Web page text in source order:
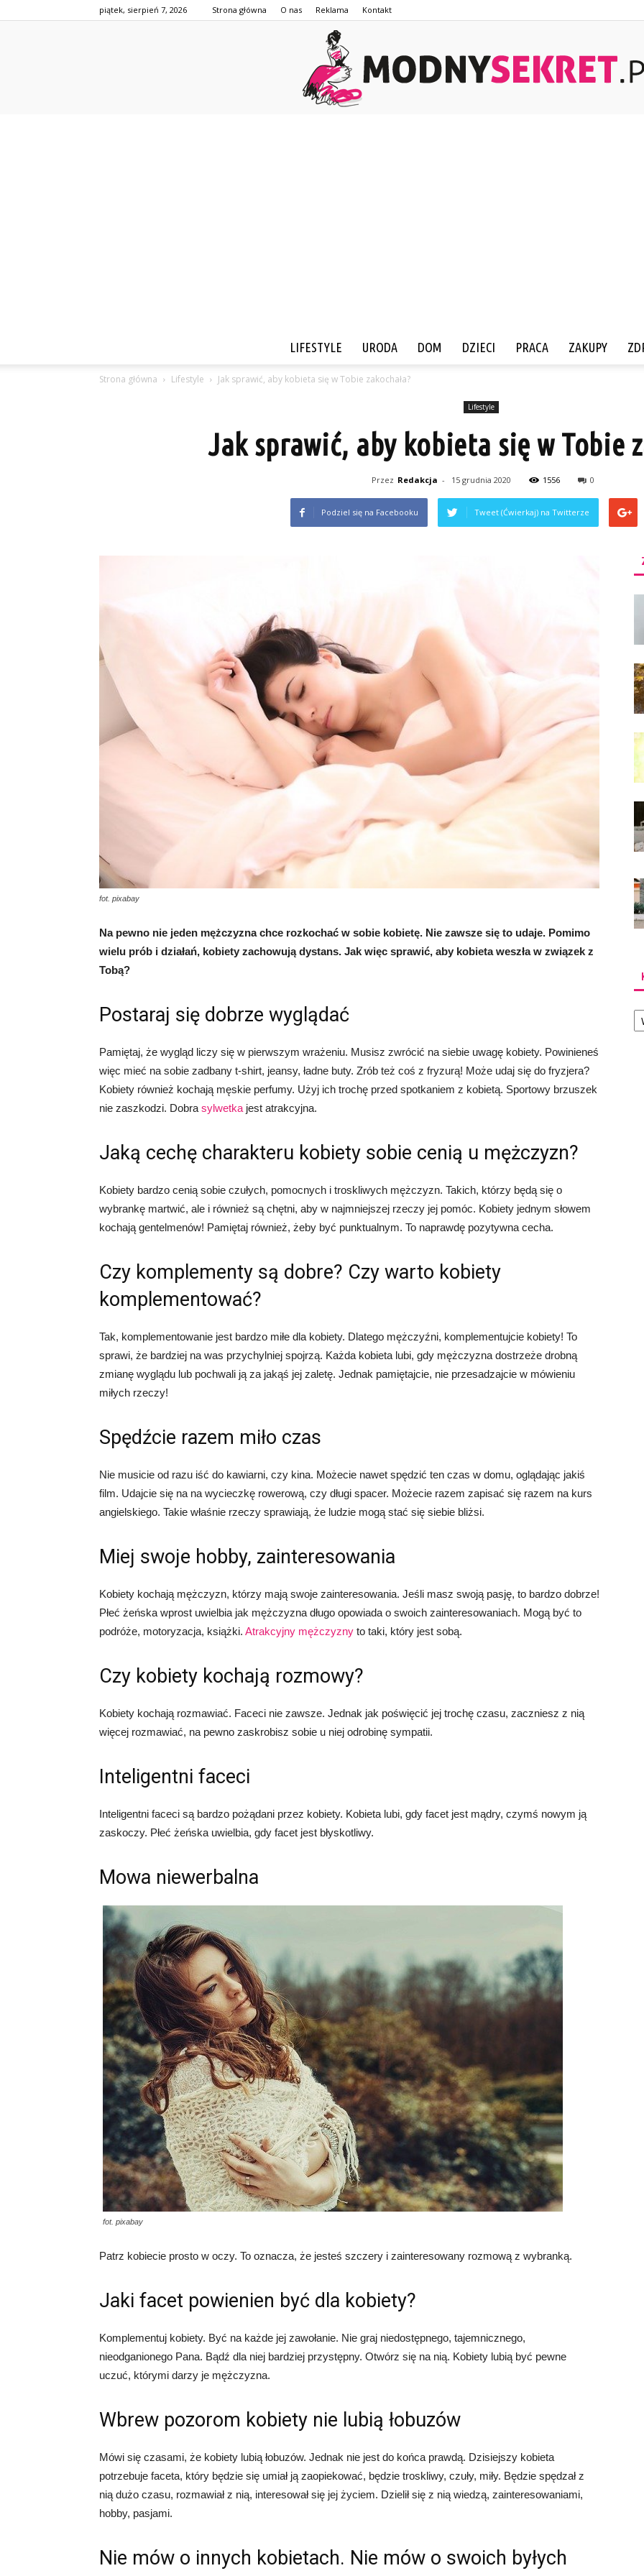
piątek, sierpień 7, 2026 Strona główna O nas Reklama Kontakt
LIFESTYLE URODA DOM DZIECI PRACA ZAKUPY
Strona główna Lifestyle Jak sprawić, aby kobieta się w Tobie zakochała?
Lifestyle
Jak sprawić, aby kobieta się w Tobie
Przez Redakcja - 15 grudnia 2020 1556 0
Podziel się na Facebooku Tweet (Ćwierkaj) na Twitterze
fot. pixabay
Na pewno nie jeden mężczyzna chce rozkochać w sobie kobietę. Nie zawsze się to udaje. Pomimo
wielu prób i działań, kobiety zachowują dystans. Jak więc sprawić, aby kobieta weszła w związek z
Tobą?
Postaraj się dobrze wyglądać
Pamiętaj, że wygląd liczy się w pierwszym wrażeniu. Musisz zwrócić na siebie uwagę kobiety. Powinieneś
więc mieć na sobie zadbany t-shirt, jeansy, ładne buty. Zrób też coś z fryzurą! Może udaj się do fryzjera?
Kobiety również kochają męskie perfumy. Użyj ich trochę przed spotkaniem z kobietą. Sportowy brzuszek
nie zaszkodzi. Dobra sylwetka jest atrakcyjna.
Jaką cechę charakteru kobiety sobie cenią u mężczyzn?
Kobiety bardzo cenią sobie czułych, pomocnych i troskliwych mężczyzn. Takich, którzy będą się o
wybrankę martwić, ale i również są chętni, aby w najmniejszej rzeczy jej pomóc. Kobiety jednym słowem
kochają gentelmenów! Pamiętaj również, żeby być punktualnym. To naprawdę pozytywna cecha.
Czy komplementy są dobre? Czy warto kobiety
komplementować?
Tak, komplementowanie jest bardzo miłe dla kobiety. Dlatego mężczyźni, komplementujcie kobiety! To
sprawi, że bardziej na was przychylniej spojrzą. Każda kobieta lubi, gdy mężczyzna dostrzeże drobną
zmianę wyglądu lub pochwali ją za jakąś jej zaletę. Jednak pamiętajcie, nie przesadzajcie w mówieniu
miłych rzeczy!
Spędźcie razem miło czas
Nie musicie od razu iść do kawiarni, czy kina. Możecie nawet spędzić ten czas w domu, oglądając jakiś
film. Udajcie się na na wycieczkę rowerową, czy długi spacer. Możecie razem zapisać się razem na kurs
angielskiego. Takie właśnie rzeczy sprawiają, że ludzie mogą stać się siebie bliżsi.
Miej swoje hobby, zainteresowania
Kobiety kochają mężczyzn, którzy mają swoje zainteresowania. Jeśli masz swoją pasję, to bardzo dobrze!
Płeć żeńska wprost uwielbia jak mężczyzna długo opowiada o swoich zainteresowaniach. Mogą być to
podróże, motoryzacja, książki. Atrakcyjny mężczyzny to taki, który jest sobą.
Czy kobiety kochają rozmowy?
Kobiety kochają rozmawiać. Faceci nie zawsze. Jednak jak poświęcić jej trochę czasu, zaczniesz z nią
więcej rozmawiać, na pewno zaskrobisz sobie u niej odrobinę sympatii.
Inteligentni faceci
Inteligentni faceci są bardzo pożądani przez kobiety. Kobieta lubi, gdy facet jest mądry, czymś nowym ją
zaskoczy. Płeć żeńska uwielbia, gdy facet jest błyskotliwy.
Mowa niewerbalna
fot. pixabay
Patrz kobiecie prosto w oczy. To oznacza, że jesteś szczery i zainteresowany rozmową z wybranką.
Jaki facet powienien być dla kobiety?
Komplementuj kobiety. Być na każde jej zawołanie. Nie graj niedostępnego, tajemnicznego,
nieodganionego Pana. Bądź dla niej bardziej przystępny. Otwórz się na nią. Kobiety lubią być pewne
uczuć, którymi darzy je mężczyzna.
Wbrew pozorom kobiety nie lubią łobuzów
Mówi się czasami, że kobiety lubią łobuzów. Jednak nie jest do końca prawdą. Dzisiejszy kobieta
potrzebuje faceta, który będzie się umiał ją zaopiekować, będzie troskliwy, czuły, miły. Będzie spędzał z
nią dużo czasu, rozmawiał z nią, interesował się jej życiem. Dzielił się z nią wiedzą, zainteresowaniami,
hobby, pasjami.
Nie mów o innych kobietach. Nie mów o swoich byłych